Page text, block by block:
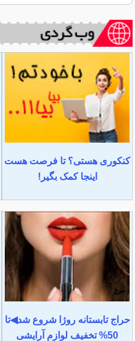
کنکوری هستی؟ تا فرصت هست
اینجا کمک بگیر!
حراج تابستانه روژا شروع شد◀تا
50% تخفیف لوازم آرایشی